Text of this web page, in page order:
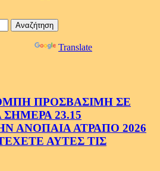
Translate
ΠΡΟΣΒΑΣΙΜΗ ΣΕ
23.15
ΑΝΟΠΑΙΑ ΑΤΡΑΠΟ 2026
ΑΥΤΕΣ ΤΙΣ